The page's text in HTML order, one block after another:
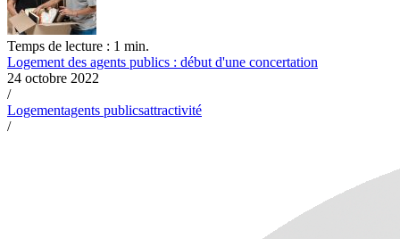
Temps de lecture : 1 min.
Logement des agents publics : début d'une concertation
24 octobre 2022
/
Logementagents publicsattractivité
/